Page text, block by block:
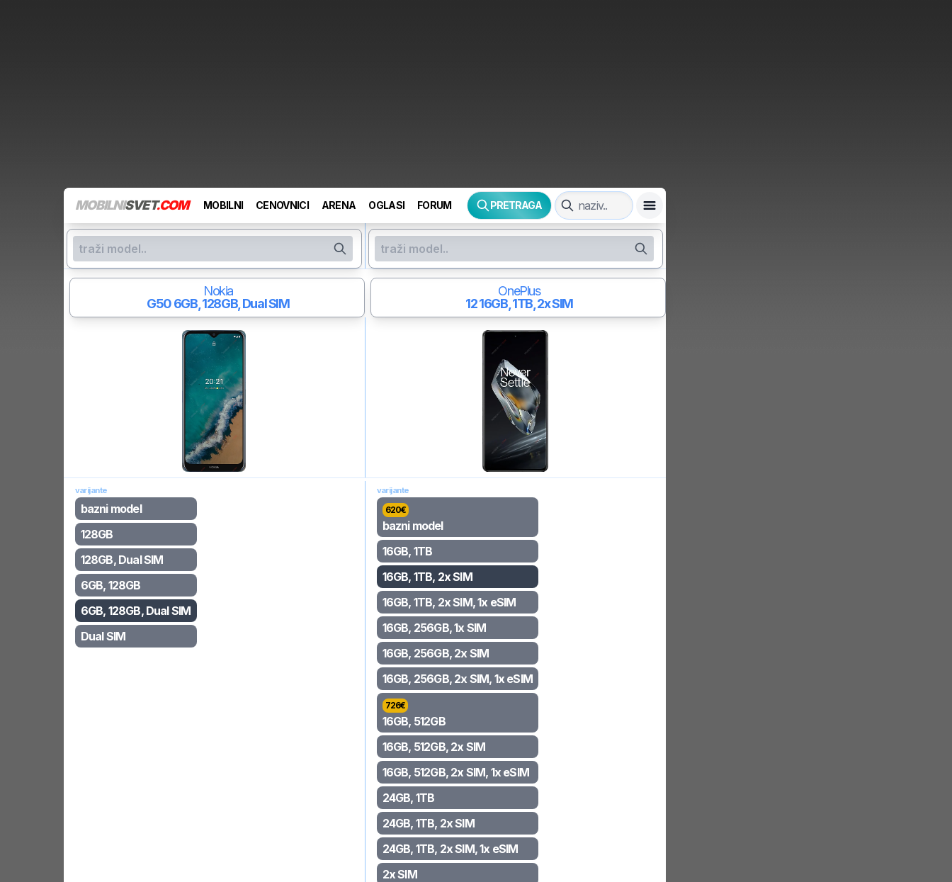
MOBILNISVET.COM MOBILNI CENOVNICI ARENA OGLASI FORUM PRETRAGA
Nokia
G506GB, 128GB, Dual SIM
OnePlus
1216GB, 1TB, 2x SIM
varijante
bazni model
128GB
128GB, Dual SIM
6GB, 128GB
6GB, 128GB, Dual SIM
Dual SIM
varijante
620€
bazni model
16GB, 1TB
16GB, 1TB, 2x SIM
16GB, 1TB, 2x SIM, 1x eSIM
16GB, 256GB, 1x SIM
16GB, 256GB, 2x SIM
16GB, 256GB, 2x SIM, 1x eSIM
726€
16GB, 512GB
16GB, 512GB, 2x SIM
16GB, 512GB, 2x SIM, 1x eSIM
24GB, 1TB
24GB, 1TB, 2x SIM
24GB, 1TB, 2x SIM, 1x eSIM
2x SIM